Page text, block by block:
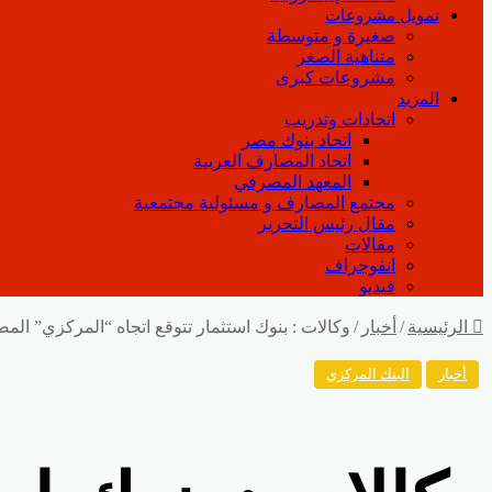
تمويل مشروعات
صغيرة و متوسطة
متناهية الصغر
مشروعات كبرى
المزيد
اتحادات وتدريب
اتحاد بنوك مصر
اتحاد المصارف العربية
المعهد المصرفي
مجتمع المصارف و مسئولية مجتمعية
مقال رئيس التحرير
مقالات
انفوجراف
فيديو
الرئيسية / أخبار / وكالات : بنوك استثمار تتوقع اتجاه “المركزي”
أخبار البنك المركزي